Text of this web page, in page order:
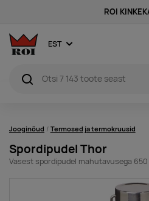
ROI
EST
Jooginõud Termosed ja termokruusid
Spordipudel Thor
Vasest spordipudel mahutavusega 650